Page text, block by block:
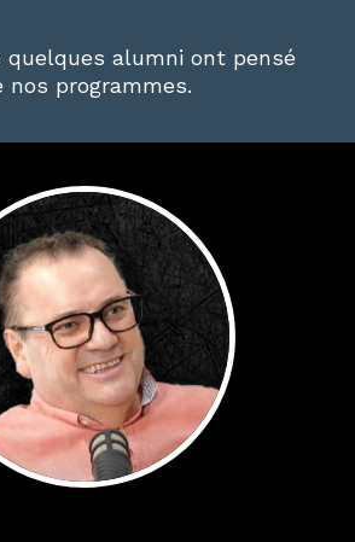
quelques alumni ont pensé
nos programmes.